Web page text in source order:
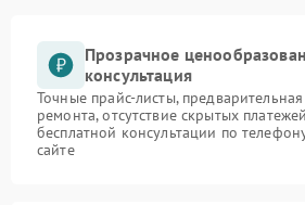
Прозрачное
консультация
Точные прайс-листы,
ремонта, отсутствие скрытых
бесплатной консультации по
сайте